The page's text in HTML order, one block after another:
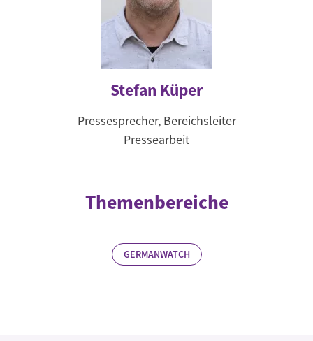
Stefan Küper
Pressesprecher, Bereichsleiter
Pressearbeit
Themenbereiche
GERMANWATCH